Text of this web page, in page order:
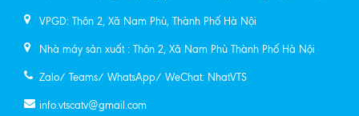
VPGD: Thôn 2, Xã Nam Phù, Thành Phố Hà Nội
Nhà máy sản xuất : Thôn 2, Xã Nam Phù Thành Phố Hà Nội
Zalo/ Teams/ WhatsApp/ WeChat: NhatVTS
info.vtscatv@gmail.com